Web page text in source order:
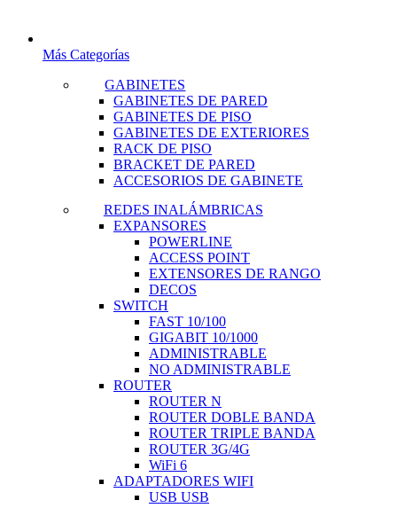
Más Categorías
GABINETES
GABINETES DE PARED
GABINETES DE PISO
GABINETES DE EXTERIORES
RACK DE PISO
BRACKET DE PARED
ACCESORIOS DE GABINETE
REDES INALÁMBRICAS
EXPANSORES
POWERLINE
ACCESS POINT
EXTENSORES DE RANGO
DECOS
SWITCH
FAST 10/100
GIGABIT 10/1000
ADMINISTRABLE
NO ADMINISTRABLE
ROUTER
ROUTER N
ROUTER DOBLE BANDA
ROUTER TRIPLE BANDA
ROUTER 3G/4G
WiFi 6
ADAPTADORES WIFI
USB USB